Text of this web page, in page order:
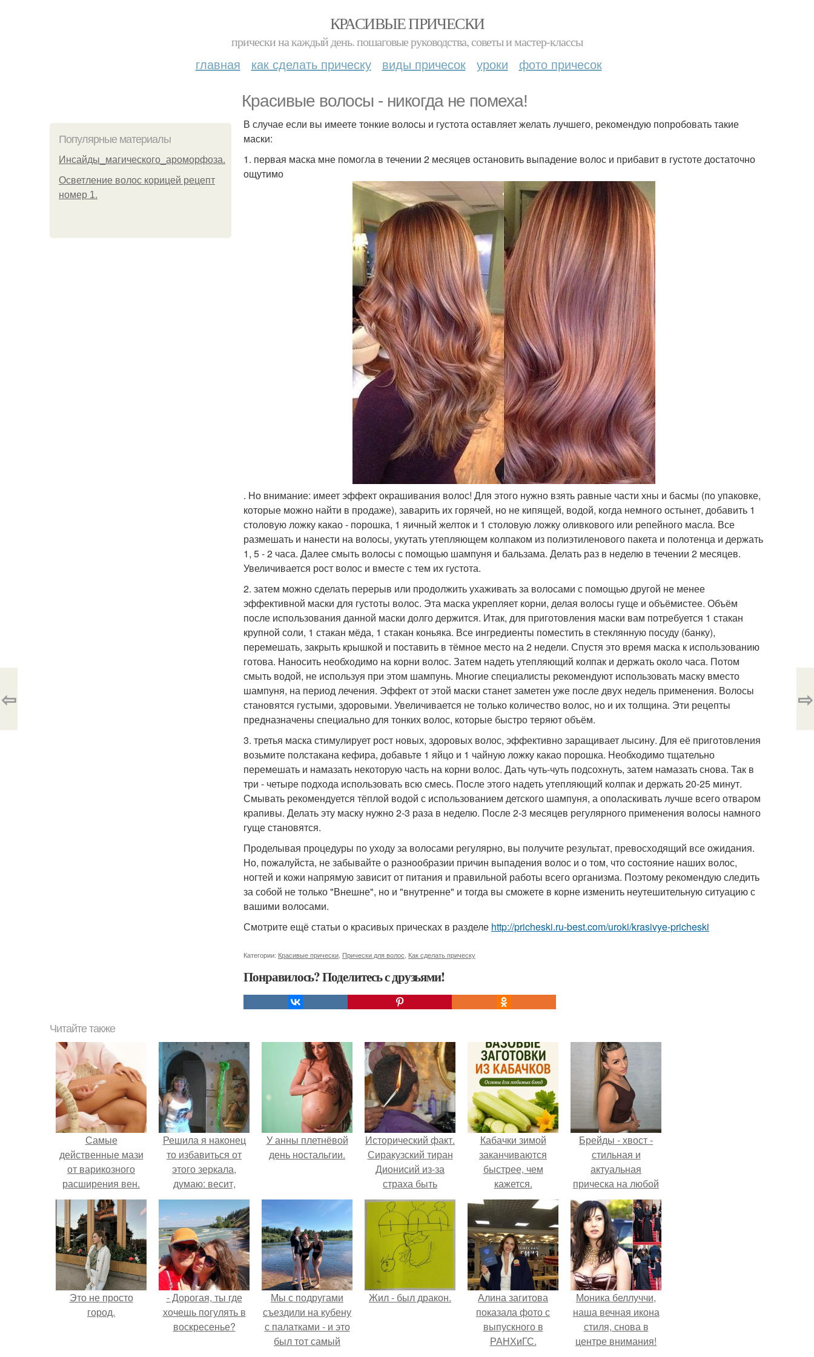
КРАСИВЫЕ ПРИЧЕСКИ
прически на каждый день. пошаговые руководства, советы и мастер-классы
главная как сделать прическу виды причесок уроки фото причесок
Красивые волосы - никогда не помеха!
Популярные материалы
Инсайды_магического_ароморфоза.
Осветление волос корицей рецепт
номер 1.
В случае если вы имеете тонкие волосы и густота оставляет желать лучшего, рекомендую попробовать такие
маски:
1. первая маска мне помогла в течении 2 месяцев остановить выпадение волос и прибавит в густоте достаточно
ощутимо
. Но внимание: имеет эффект окрашивания волос! Для этого нужно взять равные части хны и басмы (по упаковке,
которые можно найти в продаже), заварить их горячей, но не кипящей, водой, когда немного остынет, добавить 1
столовую ложку какао - порошка, 1 яичный желток и 1 столовую ложку оливкового или репейного масла. Все
размешать и нанести на волосы, укутать утепляющем колпаком из полиэтиленового пакета и полотенца и держать
1, 5 - 2 часа. Далее смыть волосы с помощью шампуня и бальзама. Делать раз в неделю в течении 2 месяцев.
Увеличивается рост волос и вместе с тем их густота.
2. затем можно сделать перерыв или продолжить ухаживать за волосами с помощью другой не менее
эффективной маски для густоты волос. Эта маска укрепляет корни, делая волосы гуще и объёмистее. Объём
после использования данной маски долго держится. Итак, для приготовления маски вам потребуется 1 стакан
крупной соли, 1 стакан мёда, 1 стакан коньяка. Все ингредиенты поместить в стеклянную посуду (банку),
перемешать, закрыть крышкой и поставить в тёмное место на 2 недели. Спустя это время маска к использованию
готова. Наносить необходимо на корни волос. Затем надеть утепляющий колпак и держать около часа. Потом
смыть водой, не используя при этом шампунь. Многие специалисты рекомендуют использовать маску вместо
шампуня, на период лечения. Эффект от этой маски станет заметен уже после двух недель применения. Волосы
становятся густыми, здоровыми. Увеличивается не только количество волос, но и их толщина. Эти рецепты
предназначены специально для тонких волос, которые быстро теряют объём.
3. третья маска стимулирует рост новых, здоровых волос, эффективно заращивает лысину. Для её приготовления
возьмите полстакана кефира, добавьте 1 яйцо и 1 чайную ложку какао порошка. Необходимо тщательно
перемешать и намазать некоторую часть на корни волос. Дать чуть-чуть подсохнуть, затем намазать снова. Так в
три - четыре подхода использовать всю смесь. После этого надеть утепляющий колпак и держать 20-25 минут.
Смывать рекомендуется тёплой водой с использованием детского шампуня, а ополаскивать лучше всего отваром
крапивы. Делать эту маску нужно 2-3 раза в неделю. После 2-3 месяцев регулярного применения волосы намного
гуще становятся.
Проделывая процедуры по уходу за волосами регулярно, вы получите результат, превосходящий все ожидания.
Но, пожалуйста, не забывайте о разнообразии причин выпадения волос и о том, что состояние наших волос,
ногтей и кожи напрямую зависит от питания и правильной работы всего организма. Поэтому рекомендую следить
за собой не только "Внешне", но и "внутренне" и тогда вы сможете в корне изменить неутешительную ситуацию с
вашими волосами.
Смотрите ещё статьи о красивых прическах в разделе http://pricheski.ru-best.com/uroki/krasivye-pricheski
Категории: Красивые прически Прически для волос Как сделать прическу
Понравилось? Поделитесь с друзьями!
⇦ ⇨
Читайте также
Самые
действенные мази
от варикозного
расширения вен.
Решила я наконец
то избавиться от
этого зеркала,
думаю: весит,
мешается, продам.
У анны плетнёвой
день ностальгии.
Исторический факт.
Сиракузский тиран
Дионисий из-за
страха быть
зарезанным не
позволял
парикмахеру стричь
свои волосы и
бороду ножницами.
Кабачки зимой
заканчиваются
быстрее, чем
кажется.
Брейды - хвост -
стильная и
актуальная
прическа на любой
случай.
Это не просто
город.
- Дорогая, ты где
хочешь погулять в
воскресенье?
Мы с подругами
съездили на кубену
с палатками - и это
был тот самый
Жил - был дракон.
Алина загитова
показала фото с
выпускного в
РАНХиГС.
Моника беллуччи,
наша вечная икона
стиля, снова в
центре внимания!